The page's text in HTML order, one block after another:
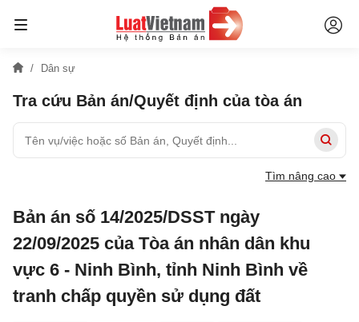
Dân sự
Tra cứu Bản án/Quyết định của tòa án
Tìm nâng cao
Bản án số 14/2025/DSST ngày
22/09/2025 của Tòa án nhân dân khu
vực 6 - Ninh Bình, tỉnh Ninh Bình về
tranh chấp quyền sử dụng đất